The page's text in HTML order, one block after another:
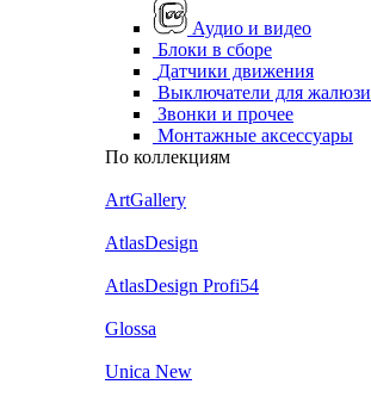
Аудио и видео
Блоки в сборе
Датчики движения
Выключатели для жалюзи
Звонки и прочее
Монтажные аксессуары
По коллекциям
ArtGallery
AtlasDesign
AtlasDesign Profi54
Glossa
Unica New